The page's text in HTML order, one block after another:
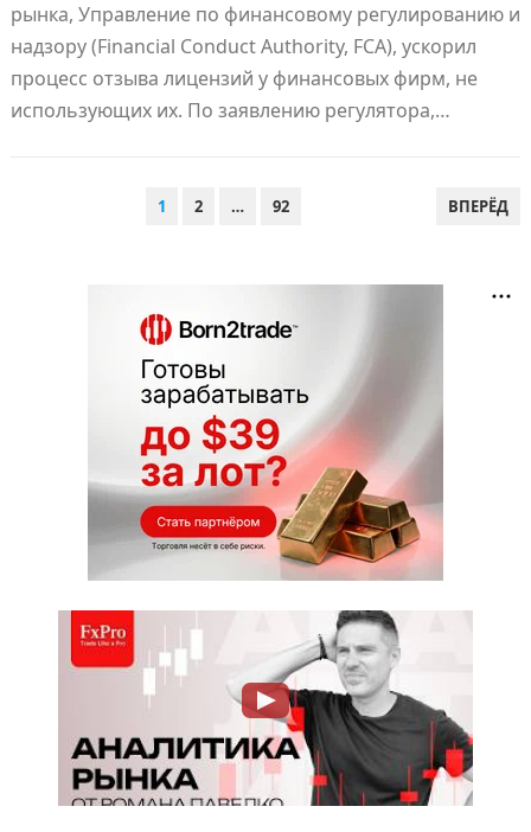
рынка, Управление по финансовому регулированию и
надзору (Financial Conduct Authority, FCA), ускорил
процесс отзыва лицензий у финансовых фирм, не
использующих их. По заявлению регулятора,…
1 2 … 92 ВПЕРЁД